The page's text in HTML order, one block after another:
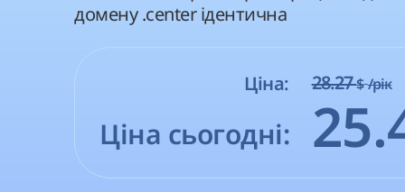
домену .center ідентична
Ціна: 28.27$ /рік
Ціна сьогодні: